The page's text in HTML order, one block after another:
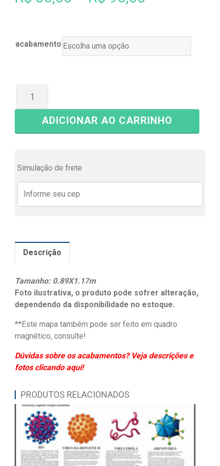
acabamento
ADICIONAR AO CARRINHO
Simulação de frete
Descrição
Tamanho: 0.89X1.17m
Foto ilustrativa, o produto pode sofrer alteração,
dependendo da disponibilidade no estoque.
**Este mapa também pode ser feito em quadro
magnético, consulte!
Dúvidas sobre os acabamentos? Veja descrições e
fotos clicando aqui!
PRODUTOS RELACIONADOS